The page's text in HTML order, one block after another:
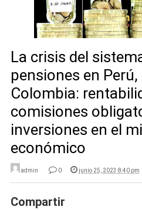
La crisis del
pensiones en Perú,
Colombia:
comisiones
inversiones en el
económico
admin 0 junio 25, 2023 8:40 pm
Compartir